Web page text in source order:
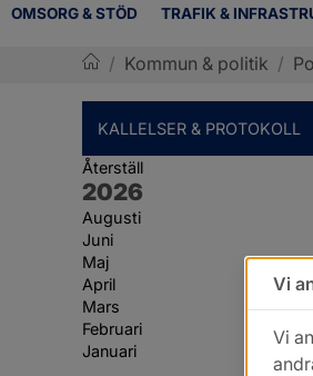
OMSORG & STÖD TRAFIK &
/ Kommun & politik /
KALLELSER & PROTOKOLL
Återställ
År:
2026
Augusti
Juni
Maj
April
Mars
Februari
Januari
Vi
Vi